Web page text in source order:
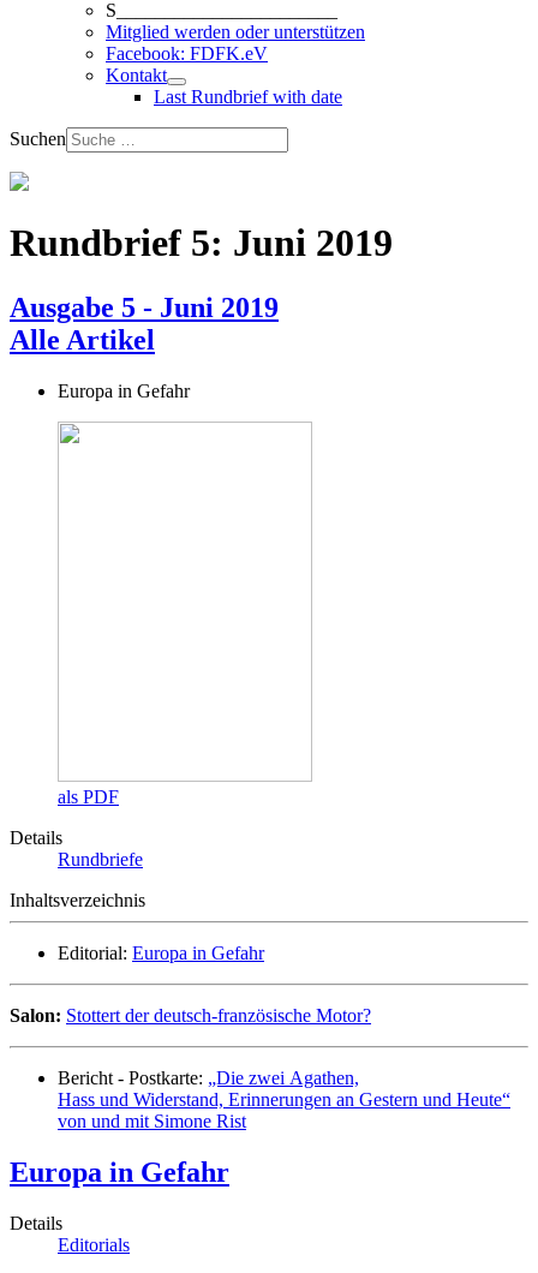
S_______________________
Mitglied werden oder unterstützen
Facebook: FDFK.eV
Kontakt
Last Rundbrief with date
Suchen
Rundbrief 5: Juni 2019
Ausgabe 5 - Juni 2019
Alle Artikel
Europa in Gefahr
als PDF
Details
Rundbriefe
Inhaltsverzeichnis
Editorial: Europa in Gefahr
Salon: Stottert der deutsch-französische Motor?
Bericht - Postkarte: „Die zwei Agathen,
Hass und Widerstand, Erinnerungen an Gestern und Heute“
von und mit Simone Rist
Europa in Gefahr
Details
Editorials